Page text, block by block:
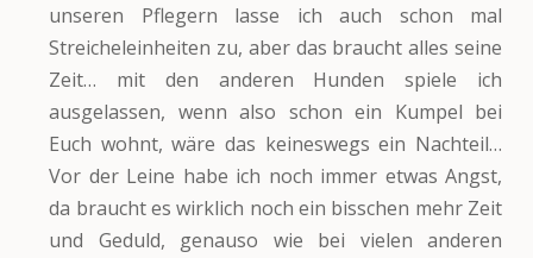
unseren Pflegern lasse ich auch schon mal
Streicheleinheiten zu, aber das braucht alles seine
Zeit… mit den anderen Hunden spiele ich
ausgelassen, wenn also schon ein Kumpel bei
Euch wohnt, wäre das keineswegs ein Nachteil…
Vor der Leine habe ich noch immer etwas Angst,
da braucht es wirklich noch ein bisschen mehr Zeit
und Geduld, genauso wie bei vielen anderen